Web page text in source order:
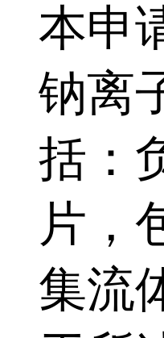
本申
钠离
括：
片，
集流